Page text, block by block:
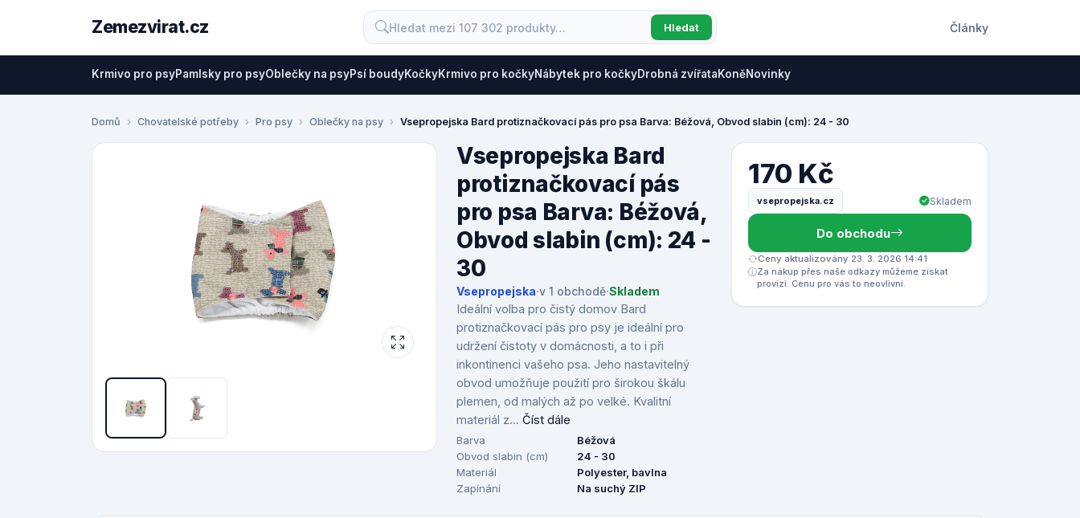
Zemezvirat.cz Hledat Články
Krmivo pro psyPamlsky pro psyOblečky na psyPsí boudyKočkyKrmivo pro kočkyNábytek pro kočkyDrobná zvířataKoněNovinky
Domů Chovatelské potřeby Pro psy Oblečky na psy Vsepropejska Bard protiznačkovací pás pro psa Barva: Béžová, Obvod slabin (cm): 24 - 30
Vsepropejska Bard
protiznačkovací pás
pro psa Barva: Béžová,
Obvod slabin (cm): 24 -
30
Vsepropejska·v 1 obchodě·Skladem
Ideální volba pro čistý domov Bard
protiznačkovací pás pro psy je ideální pro
udržení čistoty v domácnosti, a to i při
inkontinenci vašeho psa. Jeho nastavitelný
obvod umožňuje použití pro širokou škálu
plemen, od malých až po velké. Kvalitní
materiál z... Číst dále
Barva
Béžová
Obvod slabin (cm)
24 - 30
Materiál
Polyester, bavlna
Zapínání
Na suchý ZIP
170 Kč
vsepropejska.cz Skladem
Do obchodu
Ceny aktualizovány 23. 3. 2026 14:41
Za nákup přes naše odkazy můžeme získat
provizi. Cenu pro vás to neovlivní.